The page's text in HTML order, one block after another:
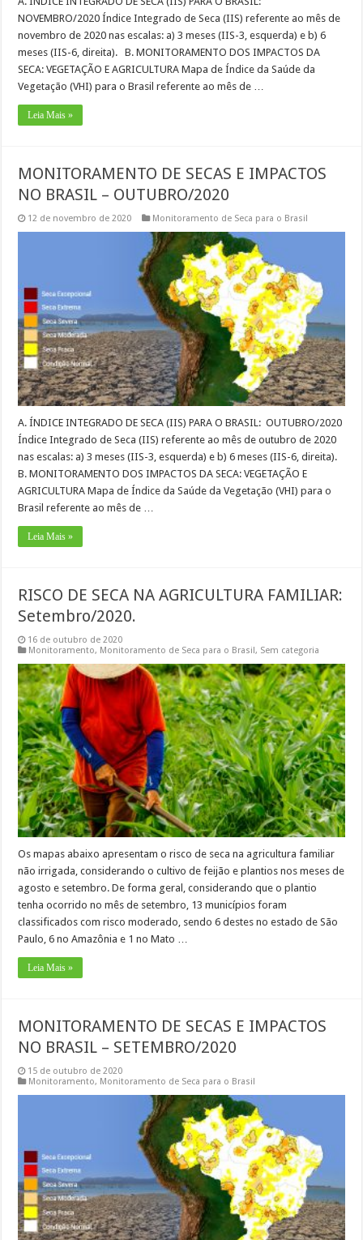
NOVEMBRO/2020 Índice Integrado de Seca (IIS) referente ao mês de
novembro de 2020 nas escalas: a) 3 meses (IIS-3, esquerda) e b) 6
meses (IIS-6, direita). B. MONITORAMENTO DOS IMPACTOS DA
SECA: VEGETAÇÃO E AGRICULTURA Mapa de Índice da Saúde da
Vegetação (VHI) para o Brasil referente ao mês de …
Leia Mais »
MONITORAMENTO DE SECAS E IMPACTOS
NO BRASIL – OUTUBRO/2020
12 de novembro de 2020 Monitoramento de Seca para o Brasil
A. ÍNDICE INTEGRADO DE SECA (IIS) PARA O BRASIL: OUTUBRO/2020
Índice Integrado de Seca (IIS) referente ao mês de outubro de 2020
nas escalas: a) 3 meses (IIS-3, esquerda) e b) 6 meses (IIS-6, direita).
B. MONITORAMENTO DOS IMPACTOS DA SECA: VEGETAÇÃO E
AGRICULTURA Mapa de Índice da Saúde da Vegetação (VHI) para o
Brasil referente ao mês de …
Leia Mais »
RISCO DE SECA NA AGRICULTURA FAMILIAR:
Setembro/2020.
16 de outubro de 2020
Monitoramento, Monitoramento de Seca para o Brasil, Sem categoria
Os mapas abaixo apresentam o risco de seca na agricultura familiar
não irrigada, considerando o cultivo de feijão e plantios nos meses de
agosto e setembro. De forma geral, considerando que o plantio
tenha ocorrido no mês de setembro, 13 municípios foram
classificados com risco moderado, sendo 6 destes no estado de São
Paulo, 6 no Amazônia e 1 no Mato …
Leia Mais »
MONITORAMENTO DE SECAS E IMPACTOS
NO BRASIL – SETEMBRO/2020
15 de outubro de 2020
Monitoramento, Monitoramento de Seca para o Brasil